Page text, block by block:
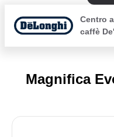
Centro
caffè
Magnifica